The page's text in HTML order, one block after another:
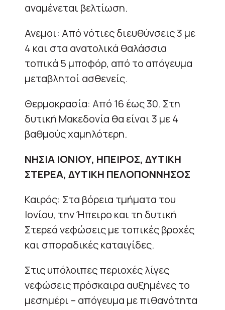
αναμένεται βελτίωση.
Ανεμοι: Από νότιες διευθύνσεις 3 με
4 και στα ανατολικά θαλάσσια
τοπικά 5 μποφόρ, από το απόγευμα
μεταβλητοί ασθενείς.
Θερμοκρασία: Από 16 έως 30. Στη
δυτική Μακεδονία θα είναι 3 με 4
βαθμούς χαμηλότερη.
ΝΗΣΙΑ ΙΟΝΙΟΥ, ΗΠΕΙΡΟΣ, ΔΥΤΙΚΗ
ΣΤΕΡΕΑ, ΔΥΤΙΚΗ ΠΕΛΟΠΟΝΝΗΣΟΣ
Καιρός: Στα βόρεια τμήματα του
Ιονίου, την Ήπειρο και τη δυτική
Στερεά νεφώσεις με τοπικές βροχές
και σποραδικές καταιγίδες.
Στις υπόλοιπες περιοχές λίγες
νεφώσεις πρόσκαιρα αυξημένες το
μεσημέρι – απόγευμα με πιθανότητα